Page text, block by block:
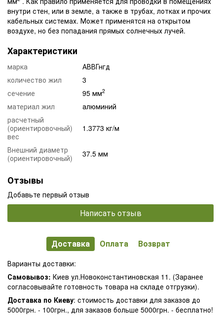
внутри стен, или в земле, а также в трубах, лотках и прочих
кабельных системах. Может применятся на открытом
воздухе, но без попадания прямых солнечных лучей.
Характеристики
марка
АВВГнгд
количество жил
3
сечение
95 мм2
материал жил
алюминий
расчетный
(ориентировочный)
вес
1.3773 кг/м
Внешний диаметр
(ориентировочный)
37.5 мм
Отзывы
Добавьте первый отзыв
Написать отзыв
Доставка Оплата Возврат
Варианты доставки:
Самовывоз: Киев ул.Новоконстантиновская 11. (Заранее
согласовывайте готовность товара на складе отгрузки).
Доставка по Киеву: стоимость доставки для заказов до
5000грн. - 100грн., для заказов больше 5000грн. - бесплатно!